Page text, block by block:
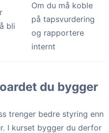
bli
Om du må koble
på tapsvurdering
og rapportere
internt
du bygger
trenger bedre styring enn
I kurset bygger du derfor